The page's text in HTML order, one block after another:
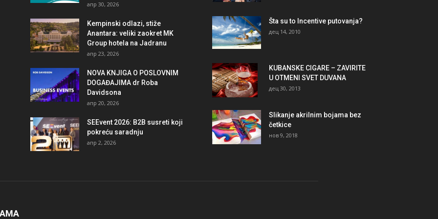
апр 30, 2026
Kempinski odlazi, stiže
Anantara: veliki zaokret MK
Group hotela na Jadranu
апр 23, 2026
NOVA KNJIGA O POSLOVNIM
DOGAĐAJIMA dr Roba
Davidsona
апр 20, 2026
SEEvent 2026: B2B susreti koji
pokreću saradnju
апр 2, 2026
Šta su to Incentive putovanja?
дец 14, 2010
KUBANSKE CIGARE – ZAVIRITE
U OTMENI SVET DUVANA
дец 30, 2013
Slikanje akrilnim bojama bez
četkice
нов 9, 2018